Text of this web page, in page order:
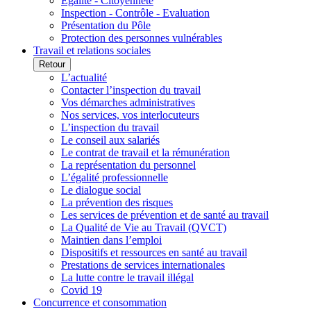
Inspection - Contrôle - Evaluation
Présentation du Pôle
Protection des personnes vulnérables
Travail et relations sociales
Retour
L’actualité
Contacter l’inspection du travail
Vos démarches administratives
Nos services, vos interlocuteurs
L’inspection du travail
Le conseil aux salariés
Le contrat de travail et la rémunération
La représentation du personnel
L’égalité professionnelle
Le dialogue social
La prévention des risques
Les services de prévention et de santé au travail
La Qualité de Vie au Travail (QVCT)
Maintien dans l’emploi
Dispositifs et ressources en santé au travail
Prestations de services internationales
La lutte contre le travail illégal
Covid 19
Concurrence et consommation